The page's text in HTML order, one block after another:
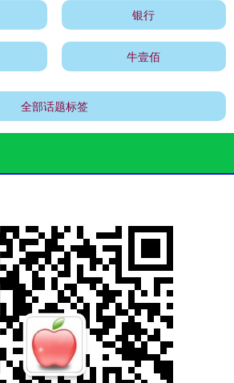
银行
牛壹佰
全部话题标签